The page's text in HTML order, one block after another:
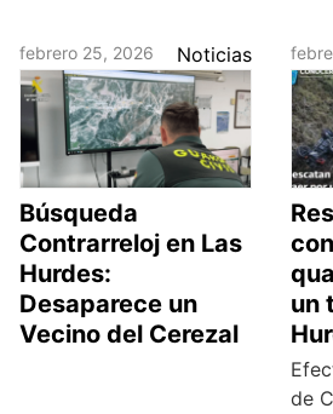
febrero 25, 2026 Noticias
Búsqueda
Contrarreloj en Las
Hurdes:
Desaparece un
Vecino del Cerezal
un
de